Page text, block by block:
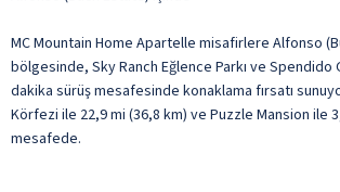
MC Mountain Home Apartelle misafirlere Alfonso
bölgesinde, Sky Ranch Eğlence Parkı ve Spendido
dakika sürüş mesafesinde konaklama fırsatı
Körfezi ile 22,9 mi (36,8 km) ve Puzzle Mansion ile
mesafede.